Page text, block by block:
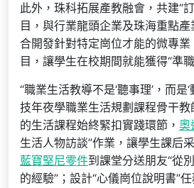
此外，珠科拓展產教融會，共建“
目，與行業龍頭企業及珠海重點
合開發針對特定崗位才能的微專
目，讓學生在校期間就能獲得“準
“職業生活教導不是‘聽事理’，而是
技年夜學職業生活規劃課程骨干
的生活課程始終緊扣實踐環節， 奧
生活人物訪談”作業，讓學生課后
藍寶堅尼零件到課堂分送朋友“從
的經驗”；設計“心儀崗位說明書”